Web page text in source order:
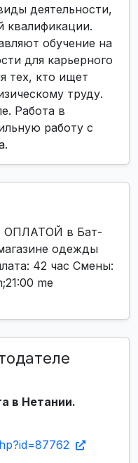
деятельности,
квалификации.
обучение на
для карьерного
тех, кто ищет
труду.
Работа в
работу с
в Бат-
одежды
42 час Смены:
me
в Нетании.